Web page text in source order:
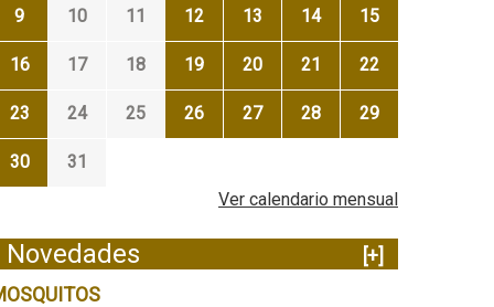
9 10 11 12 13 14 15
16 17 18 19 20 21 22
23 24 25 26 27 28 29
30
31
Ver calendario mensual
Novedades
[+]